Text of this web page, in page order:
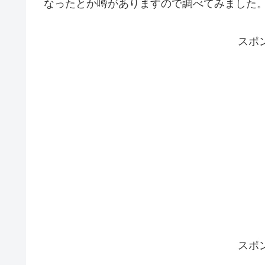
なったとか噂がありますので調べてみました。
スポ
スポ